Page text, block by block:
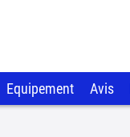
Equipement Avis